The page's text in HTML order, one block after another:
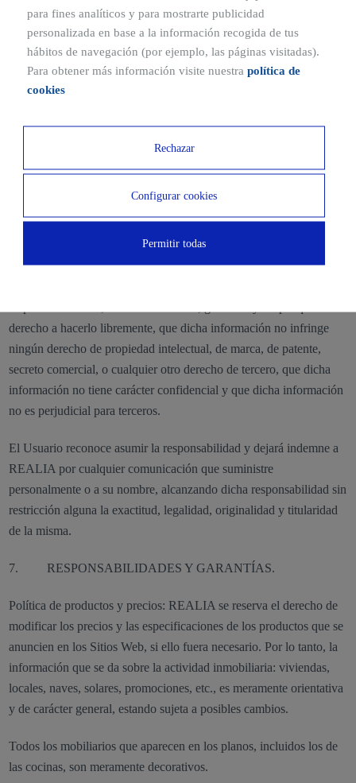
pretende efectuar;
· violen los secretos empresariales de terceros;
· sean contrarios al derecho al honor, a la intimidad personal y
· infrinjan la normativa sobre secreto de las comunicaciones;
En el caso de que el Usuario envíe información de cualquier tipo a
derecho a hacerlo libremente, que dicha información no infringe
ningún derecho de propiedad intelectual, de marca, de patente,
secreto comercial, o cualquier otro derecho de tercero, que dicha
información no tiene carácter confidencial y que dicha información
no es perjudicial para terceros.
El Usuario reconoce asumir la responsabilidad y dejará indemne a
REALIA por cualquier comunicación que suministre
personalmente o a su nombre, alcanzando dicha responsabilidad sin
restricción alguna la exactitud, legalidad, originalidad y titularidad
de la misma.
7. RESPONSABILIDADES Y GARANTÍAS.
Política de productos y precios: REALIA se reserva el derecho de
modificar los precios y las especificaciones de los productos que se
anuncien en los Sitios Web, si ello fuera necesario. Por lo tanto, la
información que se da sobre la actividad inmobiliaria: viviendas,
locales, naves, solares, promociones, etc., es meramente orientativa
y de carácter general, estando sujeta a posibles cambios.
Todos los mobiliarios que aparecen en los planos, incluidos los de
las cocinas, son meramente decorativos.
para fines analíticos y para mostrarte publicidad
personalizada en base a la información recogida de tus
hábitos de navegación (por ejemplo, las páginas visitadas).
Para obtener más información visite nuestra política de
cookies
Rechazar
Configurar cookies
Permitir todas